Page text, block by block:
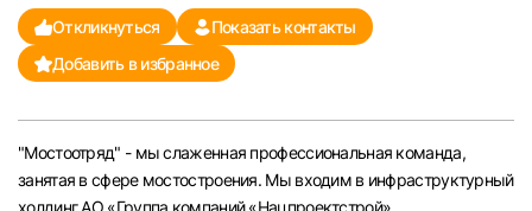
Саратов
Казань
Челябинск
Откликнуться
Показать контакты
Добавить в избранное
"Мостоотряд" - мы слаженная профессиональная команда,
занятая в сфере мостостроения. Мы входим в инфраструктурный
холдинг АО «Группа компаний «Нацпроектстрой»